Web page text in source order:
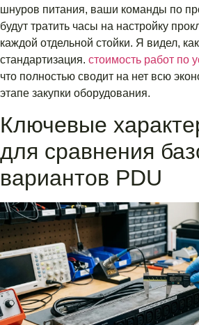
шнуров питания, ваши команды по
будут тратить часы на настройку
каждой отдельной стойки. Я видел,
стандартизация. стоимость работ по
что полностью сводит на нет всю
этапе закупки оборудования.
Ключевые
для сравнения
вариантов PDU